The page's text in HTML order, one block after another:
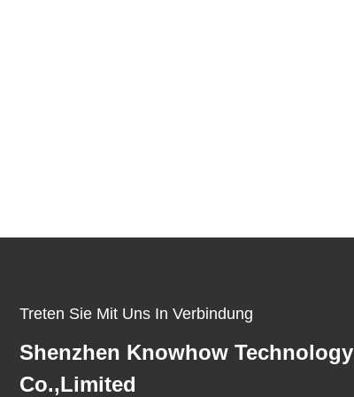
Treten Sie Mit Uns In Verbindung
Shenzhen Knowhow Technology
Co.,limited